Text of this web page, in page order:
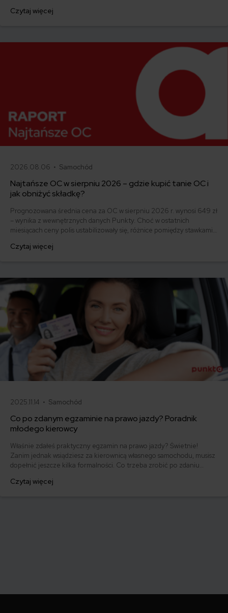
ofertę lub zdecydowałeś się sprzedać samochód w trakcie trwania
Czytaj więcej
2026.08.06 • Samochód
Najtańsze OC w sierpniu 2026 – gdzie kupić tanie OC i
jak obniżyć składkę?
Prognozowana średnia cena za OC w sierpniu 2026 r. wynosi 649 zł
– wynika z wewnętrznych danych Punkty. Choć w ostatnich
miesiącach ceny polis ustabilizowały się, różnice pomiędzy stawkami
500 zł, inni – powyżej 1500 zł. Gdzie znaleźć najtańsze OC w Polsce
Czytaj więcej
2025.11.14 • Samochód
Co po zdanym egzaminie na prawo jazdy? Poradnik
młodego kierowcy
Właśnie zdałeś praktyczny egzamin na prawo jazdy? Świetnie!
Zanim jednak wsiądziesz za kierownicą własnego samochodu, musisz
dopełnić jeszcze kilka formalności. Co trzeba zrobić po zdaniu
którym szybko załatwisz sprawy urzędowe i będziesz mógł prowadzić
Czytaj więcej